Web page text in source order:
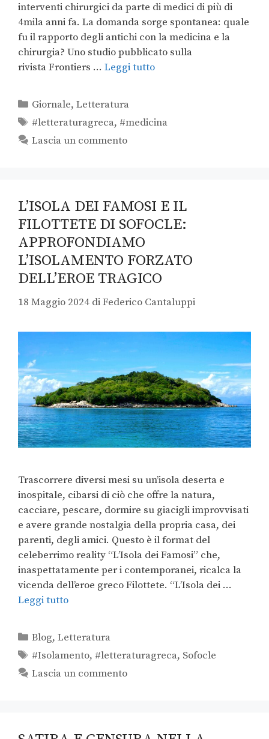
interventi chirurgici da parte di medici di più di
4mila anni fa. La domanda sorge spontanea: quale
fu il rapporto degli antichi con la medicina e la
chirurgia? Uno studio pubblicato sulla
rivista Frontiers … Leggi tutto
Giornale,Letteratura
#letteraturagreca, #medicina
Lascia un commento
L’ISOLA DEI FAMOSI E IL
FILOTTETE DI SOFOCLE:
APPROFONDIAMO
L’ISOLAMENTO FORZATO
DELL’EROE TRAGICO
18 Maggio 2024 diFederico Cantaluppi
Trascorrere diversi mesi su un’isola deserta e
inospitale, cibarsi di ciò che offre la natura,
cacciare, pescare, dormire su giacigli improvvisati
e avere grande nostalgia della propria casa, dei
parenti, degli amici. Questo è il format del
celeberrimo reality “L’Isola dei Famosi” che,
inaspettatamente per i contemporanei, ricalca la
vicenda dell’eroe greco Filottete. “L’Isola dei …
Leggi tutto
Blog,Letteratura
#Isolamento, #letteraturagreca, Sofocle
Lascia un commento